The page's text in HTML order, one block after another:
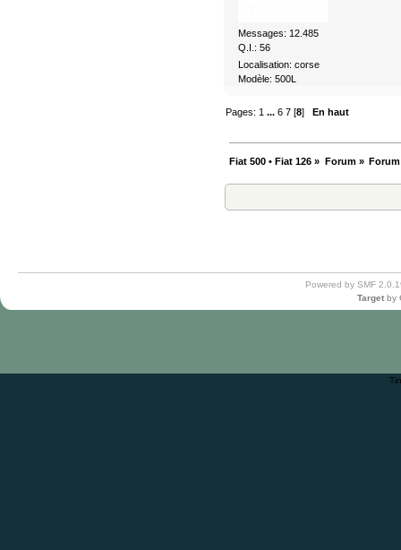
Messages: 12.485
Q.I.: 56
Localisation: corse
Modèle: 500L
Pages: 1 ...6 7 [8]En haut
Fiat 500 • Fiat 126 » Forum»
Powered by SMF
Target by